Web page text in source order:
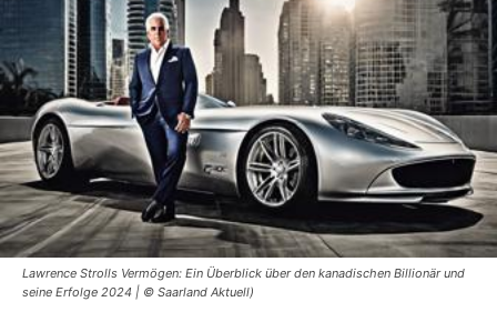
Lawrence Strolls Vermögen: Ein Überblick über den kanadischen Billionär und
seine Erfolge 2024 | © Saarland Aktuell)